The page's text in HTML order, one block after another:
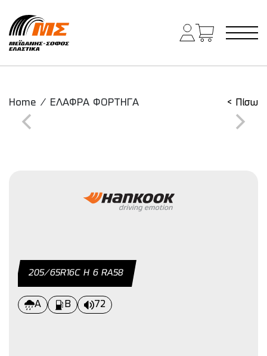
Main Navigation
Home / ΕΛΑΦΡΑ ΦΟΡΤΗΓΑ < Πίσω
205/65R16C H 6 RA58
A B 72